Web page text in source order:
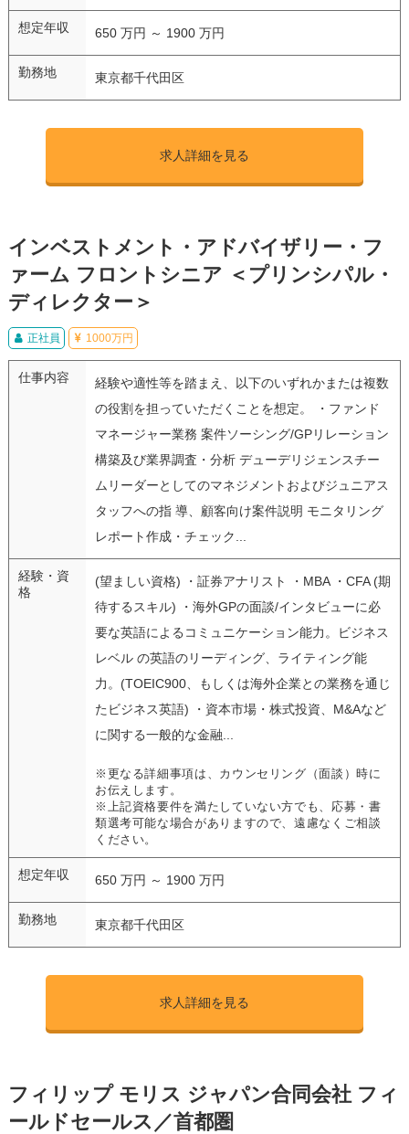
想定年収 650 万円 ～ 1900 万円
勤務地 東京都千代田区
求人詳細を見る
インベストメント・アドバイザリー・フ
ァーム フロントシニア ＜プリンシパル・
ディレクター＞
正社員 1000万円
仕事内容
経験や適性等を踏まえ、以下のいずれかまたは複数
の役割を担っていただくことを想定。 ・ファンド
マネージャー業務 案件ソーシング/GPリレーション
構築及び業界調査・分析 デューデリジェンスチー
ムリーダーとしてのマネジメントおよびジュニアス
タッフへの指 導、顧客向け案件説明 モニタリング
レポート作成・チェック...
経験・資
格
(望ましい資格) ・証券アナリスト ・MBA ・CFA (期
待するスキル) ・海外GPの面談/インタビューに必
要な英語によるコミュニケーション能力。ビジネス
レベル の英語のリーディング、ライティング能
力。(TOEIC900、もしくは海外企業との業務を通じ
たビジネス英語) ・資本市場・株式投資、M&Aなど
に関する一般的な金融...
※更なる詳細事項は、カウンセリング（面談）時に
お伝えします。
※上記資格要件を満たしていない方でも、応募・書
類選考可能な場合がありますので、遠慮なくご相談
ください。
想定年収 650 万円 ～ 1900 万円
勤務地 東京都千代田区
求人詳細を見る
フィリップ モリス ジャパン合同会社 フィ
ールドセールス／首都圏